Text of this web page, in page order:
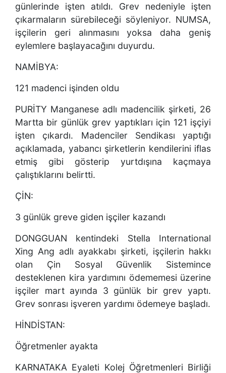
günlerinde işten atıldı. Grev nedeniyle işten
çıkarmaların sürebileceği söyleniyor. NUMSA,
işçilerin geri alınmasını yoksa daha geniş
eylemlere başlayacağını duyurdu.
NAMİBYA:
121 madenci işinden oldu
PURİTY Manganese adlı madencilik şirketi, 26
Martta bir günlük grev yaptıkları için 121 işçiyi
işten çıkardı. Madenciler Sendikası yaptığı
açıklamada, yabancı şirketlerin kendilerini iflas
etmiş gibi gösterip yurtdışına kaçmaya
çalıştıklarını belirtti.
ÇİN:
3 günlük greve giden işçiler kazandı
DONGGUAN kentindeki Stella International
Xing Ang adlı ayakkabı şirketi, işçilerin hakkı
olan Çin Sosyal Güvenlik Sistemince
desteklenen kira yardımını ödememesi üzerine
işçiler mart ayında 3 günlük bir grev yaptı.
Grev sonrası işveren yardımı ödemeye başladı.
HİNDİSTAN:
Öğretmenler ayakta
KARNATAKA Eyaleti Kolej Öğretmenleri Birliği